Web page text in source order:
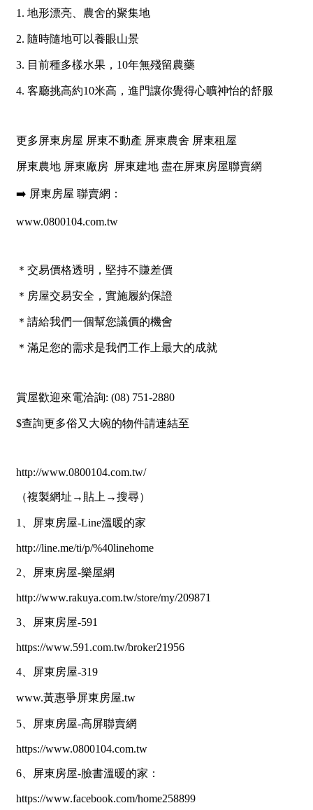
~
格局
不拘
1房
2房 3房
4房 5房以上
屋齡
5-10 年
20-30 年
售價